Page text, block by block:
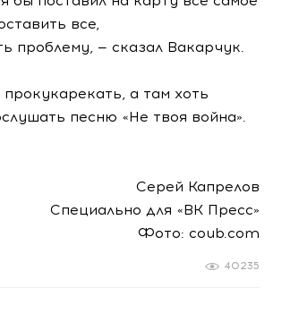
все,
проблему, — сказал Вакарчук.
а там хоть
песню «Не твоя война».
Серей Капрелов
Специально для «ВК Пресс»
Фото: coub.com
40235